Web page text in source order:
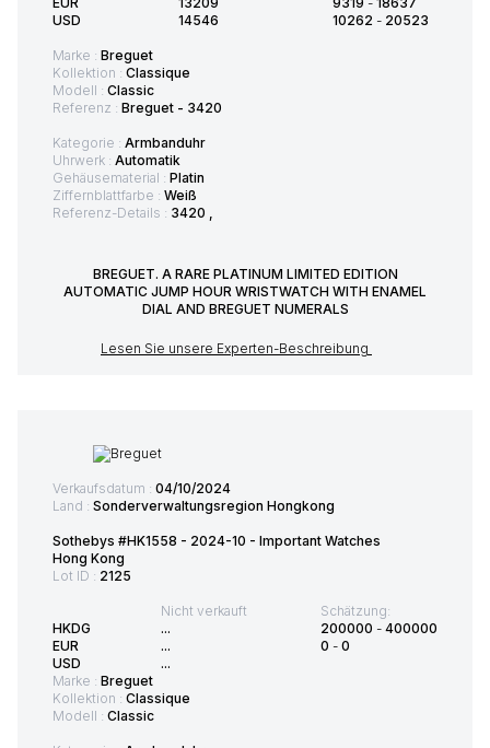
USD
14546
10262 - 20523
Marke : Breguet
Kollektion : Classique
Modell : Classic
Referenz : Breguet - 3420
Kategorie : Armbanduhr
Uhrwerk : Automatik
Gehäusematerial : Platin
Ziffernblattfarbe : Weiß
Referenz-Details : 3420 ,
BREGUET. A RARE PLATINUM LIMITED EDITION
AUTOMATIC JUMP HOUR WRISTWATCH WITH ENAMEL
DIAL AND BREGUET NUMERALS
Lesen Sie unsere Experten-Beschreibung
Verkaufsdatum : 04/10/2024
Land : Sonderverwaltungsregion Hongkong
Sothebys #HK1558 - 2024-10 - Important Watches
Hong Kong
Lot ID : 2125
HKDG
EUR
USD
Nicht verkauft
...
...
...
Schätzung:
200000 - 400000
0 - 0
Marke : Breguet
Kollektion : Classique
Modell : Classic